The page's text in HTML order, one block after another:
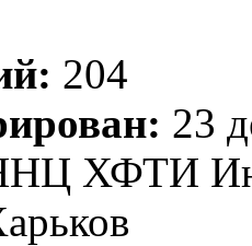
204
23
ХФТИ